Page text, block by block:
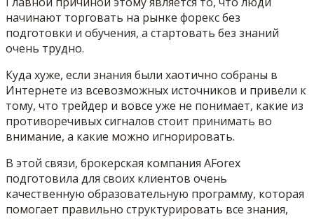
начинают торговать на рынке форекс без
подготовки и обучения, а стартовать без знаний
очень трудно.
Куда хуже, если знания были хаотично собраны в
Интернете из всевозможных источников и привели к
тому, что трейдер и вовсе уже не понимает, какие из
противоречивых сигналов стоит принимать во
внимание, а какие можно игнорировать.
В этой связи, брокерская компания AForex
подготовила для своих клиентов очень
качественную образовательную программу, которая
помогает правильно структурировать все знания,